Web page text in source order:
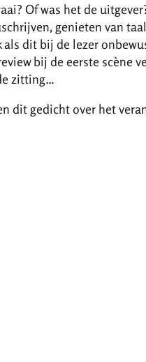
Of was het de
genieten van
dit bij de lezer
bij de eerste
zitting…
dit gedicht over het